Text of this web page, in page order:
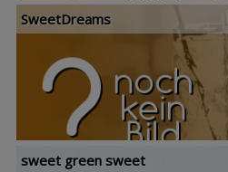
SweetDreams
sweet green sweet